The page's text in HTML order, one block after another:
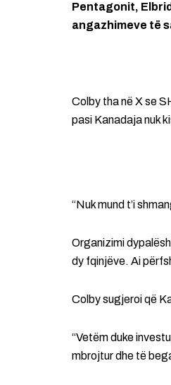
Pentagonit,
angazhimeve të
Colby tha në X se
pasi Kanadaja nuk
“Nuk mund t’i
Organizimi
dy fqinjëve. Ai
Colby sugjeroi që
“Vetëm duke
mbrojtur dhe të